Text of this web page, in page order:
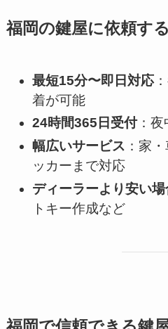
福岡の鍵屋に依頼す
最短15分〜即日対応
着が可能
24時間365日受付：夜
幅広いサービス ：家
ッカーまで対応
ディーラーより安い
トキー作成など